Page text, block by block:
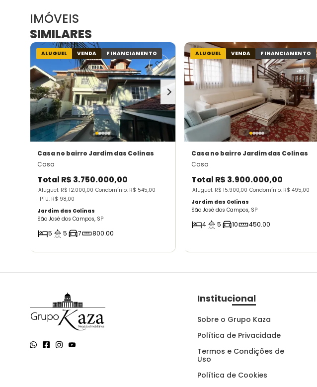
IMÓVEIS
SIMILARES
ALUGUEL VENDA FINANCIAMENTO
Casano bairro Jardim das Colinas
Casa
Total R$ 3.750.000,00
Aluguel: R$ 12.000,00 Condomínio: R$ 545,00
IPTU: R$ 98,00
Jardim das Colinas
São José dos Campos, SP
5 5 7 800.00
ALUGUEL VENDA FINANCIAMENTO
Casano bairro Jardim das Colinas
Casa
Total R$ 3.900.000,00
Aluguel: R$ 15.900,00 Condomínio: R$ 495,00
Jardim das Colinas
São José dos Campos, SP
4 5 10 450.00
Institucional
Sobre o Grupo Kaza
Política de Privacidade
Termos e Condições de
Uso
Política de Cookies